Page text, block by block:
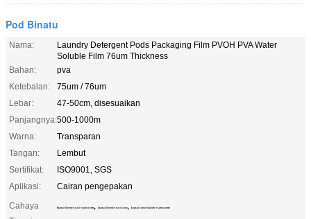
Pod Binatu
Nama:
Laundry Detergent Pods Packaging Film PVOH PVA Water
Soluble Film 76um Thickness
Bahan:
pva
Ketebalan:
75um / 76um
Lebar:
47-50cm, disesuaikan
Panjangnya:500-1000m
Warna:
Transparan
Tangan:
Lembut
Sertifikat:
ISO9001, SGS
Aplikasi:
Cairan pengepakan
Cahaya
Kapsul deterjen cuci 76um 500mm, kapsul deterjen cuci 500m, kapsul cairan laundry 76um 500mm